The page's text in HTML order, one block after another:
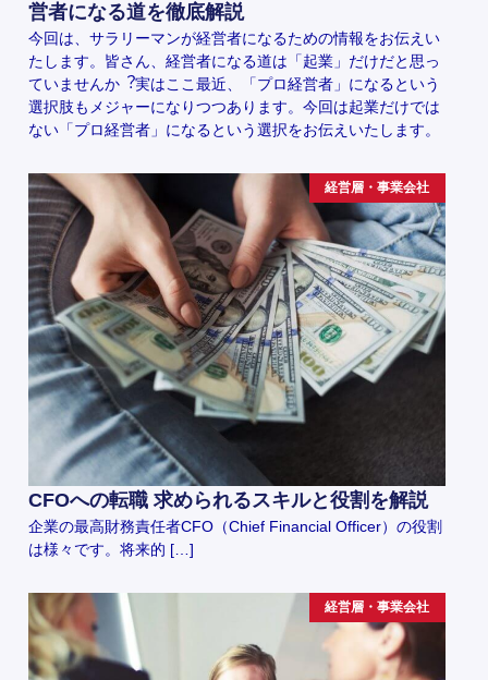
営者になる道を徹底解説
今回は、サラリーマンが経営者になるための情報をお伝えい
たします。皆さん、経営者になる道は「起業」だけだと思っ
ていませんか︖実はここ最近、「プロ経営者」になるという
選択肢もメジャーになりつつあります。今回は起業だけでは
ない「プロ経営者」になるという選択をお伝えいたします。
経営層・事業会社
CFOへの転職 求められるスキルと役割を解説
企業の最高財務責任者CFO（Chief Financial Officer）の役割
は様々です。将来的 […]
経営層・事業会社